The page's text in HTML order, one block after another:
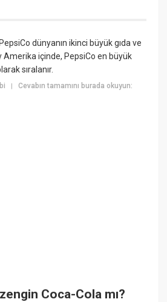
dünyanın ikinci büyük gıda ve
Amerika içinde, PepsiCo en büyük
sıralanır.
|Cevabın tamamını burada okuyun:
Coca-Cola mı?